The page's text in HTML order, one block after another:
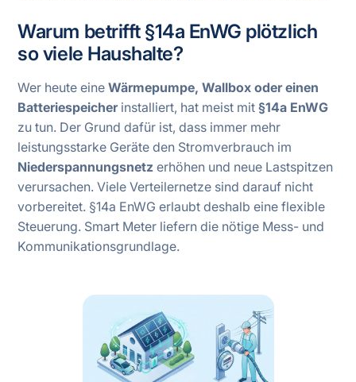
Warum betrifft §14a EnWG plötzlich
so viele Haushalte?
Wer heute eineWärmepumpe, Wallbox oder einen
Batteriespeicherinstalliert, hat meist mit§14a EnWG
zu tun. Der Grund dafür ist, dass immer mehr
leistungsstarke Geräte den Stromverbrauch im
Niederspannungsnetz erhöhen und neue Lastspitzen
verursachen. Viele Verteilernetze sind darauf nicht
vorbereitet. §14a EnWG erlaubt deshalb eine flexible
Steuerung. Smart Meter liefern die nötige Mess- und
Kommunikationsgrundlage.